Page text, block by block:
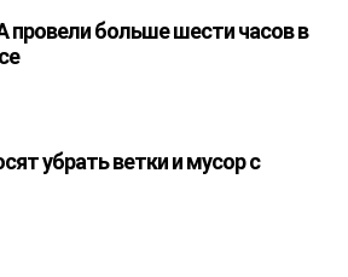
провели больше шести часов в
убрать ветки и мусор с